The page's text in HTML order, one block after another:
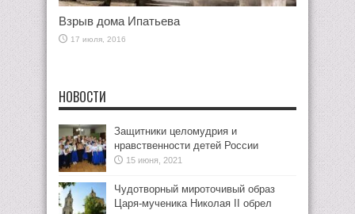
Взрыв дома Ипатьева
17 июля, 2016
НОВОСТИ
Защитники целомудрия и
нравственности детей России
15 июня, 2021
Чудотворный мироточивый образ
Царя-мученика Николая II обрел